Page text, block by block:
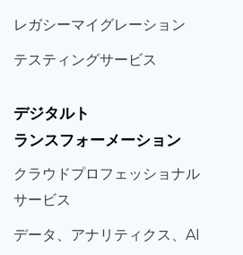
レガシーマイグレーション
テスティングサービス
デジタルト
ランスフォーメーション
クラウドプロフェッショナル
サービス
データ、 アナリティクス、 AI